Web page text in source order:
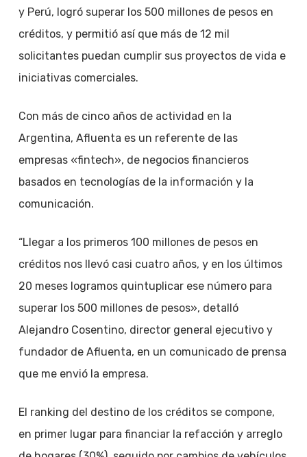
y Perú, logró superar los 500 millones de pesos en
créditos, y permitió así que más de 12 mil
solicitantes puedan cumplir sus proyectos de vida e
iniciativas comerciales.
Con más de cinco años de actividad en la
Argentina, Afluenta es un referente de las
empresas «fintech», de negocios financieros
basados en tecnologías de la información y la
comunicación.
“Llegar a los primeros 100 millones de pesos en
créditos nos llevó casi cuatro años, y en los últimos
20 meses logramos quintuplicar ese número para
superar los 500 millones de pesos», detalló
Alejandro Cosentino, director general ejecutivo y
fundador de Afluenta, en un comunicado de prensa
que me envió la empresa.
El ranking del destino de los créditos se compone,
en primer lugar para financiar la refacción y arreglo